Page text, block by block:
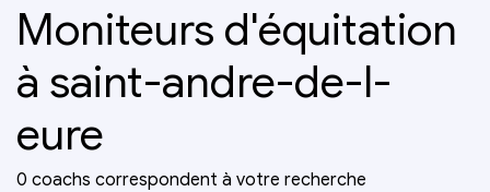
Moniteurs d'équitation
à saint-andre-de-l-
eure
0 coachs correspondent à votre recherche